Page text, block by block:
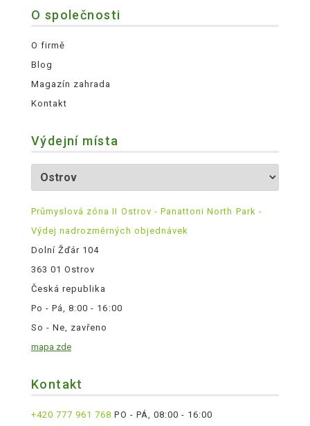
O společnosti
O firmě
Blog
Magazín zahrada
Kontakt
Výdejní místa
Průmyslová zóna II Ostrov - Panattoni North Park -
Výdej nadrozměrných objednávek
Dolní Žďár 104
363 01 Ostrov
Česká republika
Po - Pá, 8:00 - 16:00
So - Ne, zavřeno
mapa zde
Kontakt
+420 777 961 768 PO - PÁ, 08:00 - 16:00